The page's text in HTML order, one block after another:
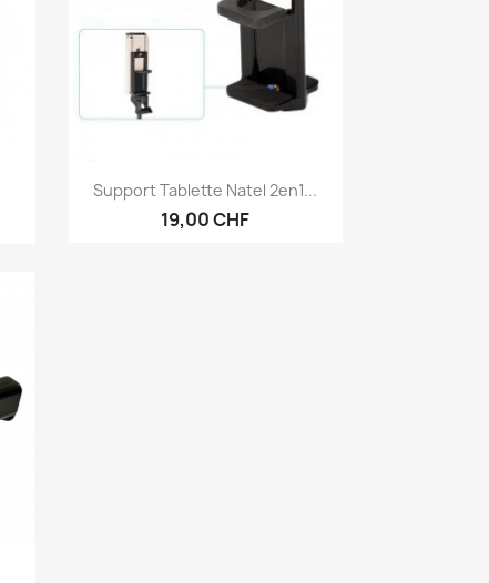
Aperçu rapide
Support Tablette Natel 2en1...
19,00 CHF